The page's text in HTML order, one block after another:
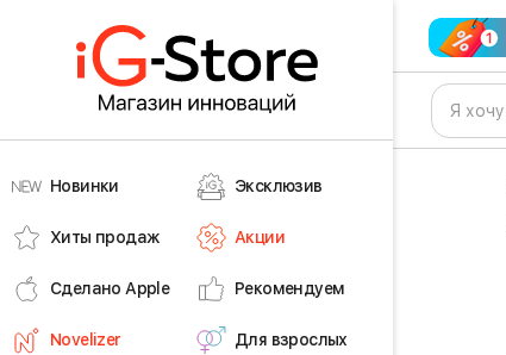
Новинки Эксклюзив
Хиты продаж Акции
Сделано Apple Рекомендуем
Novelizer Для взрослых